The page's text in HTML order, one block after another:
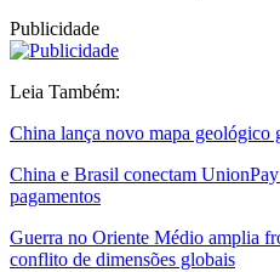
Publicidade
Leia Também:
China lança novo mapa geológico
China e Brasil conectam
pagamentos
Guerra no Oriente Médio amplia
conflito de dimensões globais